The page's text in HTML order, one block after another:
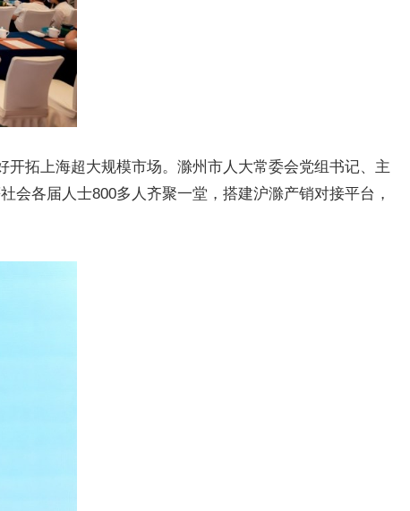
拓上海超大规模市场。滁州市人大常委会党组书记、主
各届人士800多人齐聚一堂，搭建沪滁产销对接平台，